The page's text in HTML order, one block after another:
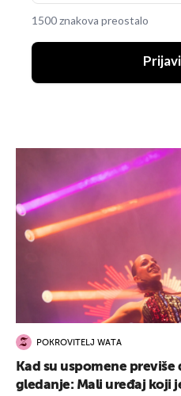
1500 znakova preostalo
POKROVITELJ WATA
Kad su uspomene
gledanje: Mali uređaj koji